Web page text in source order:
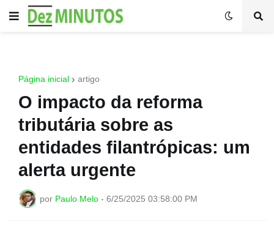
Página inicial artigo
O impacto da reforma
tributária sobre as
entidades filantrópicas: um
alerta urgente
por Paulo Melo - 6/25/2025 03:58:00 PM